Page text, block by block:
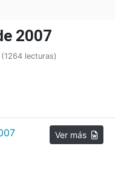
2007
lecturas)